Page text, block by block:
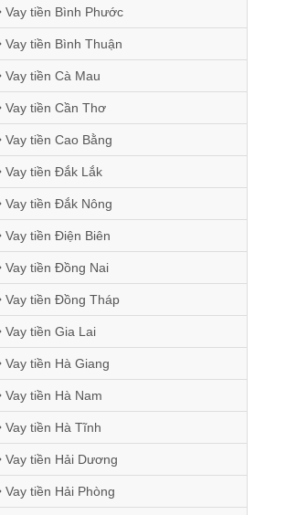
Vay tiền Bình Phước
Vay tiền Bình Thuận
Vay tiền Cà Mau
Vay tiền Cần Thơ
Vay tiền Cao Bằng
Vay tiền Đắk Lắk
Vay tiền Đắk Nông
Vay tiền Điện Biên
Vay tiền Đồng Nai
Vay tiền Đồng Tháp
Vay tiền Gia Lai
Vay tiền Hà Giang
Vay tiền Hà Nam
Vay tiền Hà Tĩnh
Vay tiền Hải Dương
Vay tiền Hải Phòng